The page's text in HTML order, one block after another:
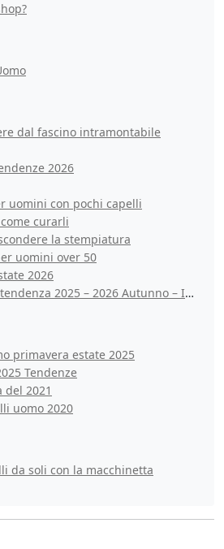
dal fascino intramontabile
2026
uomini con pochi capelli
curarli
la stempiatura
uomini over 50
2026
Tagli capelli uomo di tendenza 2025 – 2026 Autunno – Inverno
primavera estate 2025
Tendenze
2021
uomo 2020
da soli con la macchinetta